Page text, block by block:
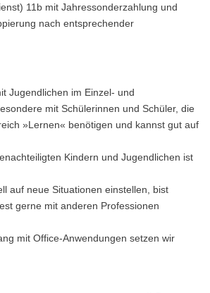
11b mit Jahressonderzahlung und
nach entsprechender
Jugendlichen im Einzel- und
mit Schülerinnen und Schüler, die
»Lernen« benötigen und kannst gut auf
Kindern und Jugendlichen ist
auf neue Situationen einstellen, bist
gerne mit anderen Professionen
mit Office-Anwendungen setzen wir